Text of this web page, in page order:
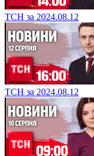
ТСН за 2024.08.12
ТСН за 2024.08.12